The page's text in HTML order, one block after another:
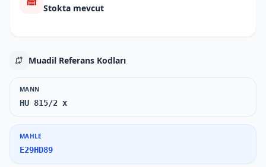
Stokta mevcut
Muadil Referans Kodları
MANN
HU 815/2 x
MAHLE
E29HD89